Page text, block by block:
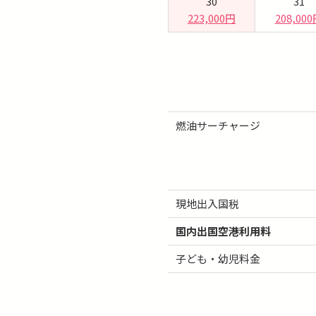
223,000円
208,000
燃油サーチャージ
現地出入国税
国内出国空港利用料
子ども・幼児料金